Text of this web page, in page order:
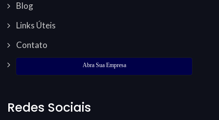
Blog
Links Úteis
Contato
Abra Sua Empresa
Redes Sociais